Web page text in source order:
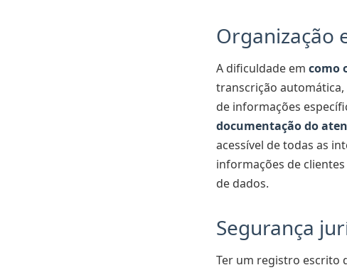
Organização
A dificuldade em como
transcrição
de informações
documentação do
acessível de todas as
informações de
de dados.
Segurança
Ter um registro escrito